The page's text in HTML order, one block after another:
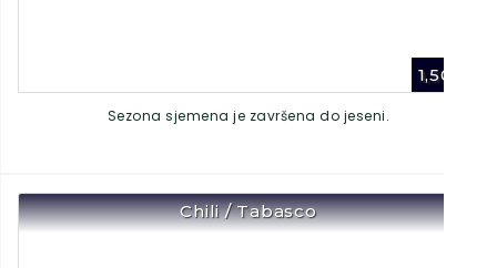
1,50
Sezona sjemena je završena do jeseni.
Chili / Tabasco